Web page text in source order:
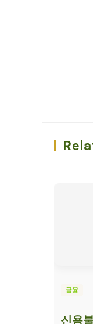
금융
신용